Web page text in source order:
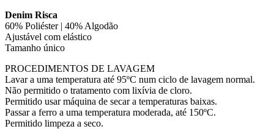
Denim Risca
60% Poliéster | 40% Algodão
Ajustável com elástico
Tamanho único
PROCEDIMENTOS DE LAVAGEM
Lavar a uma temperatura até 95ºC num ciclo de lavagem normal.
Não permitido o tratamento com lixívia de cloro.
Permitido usar máquina de secar a temperaturas baixas.
Passar a ferro a uma temperatura moderada, até 150ºC.
Permitido limpeza a seco.